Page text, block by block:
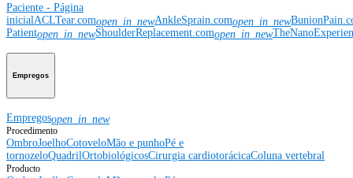
Paciente - Página
inicial ACLTear.comopen_in_newAnkleSprain.comopen_in_new
Patientopen_in_newShoulderReplacement.comopen_in_new
Empregos
Empregosopen_in_new
Procedimento
OmbroJoelhoCotoveloMão e punhoPé e
tornozeloQuadrilOrtobiológicosCirurgia cardiotorácicaColuna vertebral
Producto